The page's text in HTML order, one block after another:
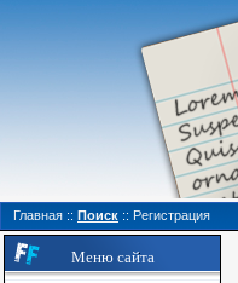
Главная :: Поиск :: Регистрация
Меню сайта